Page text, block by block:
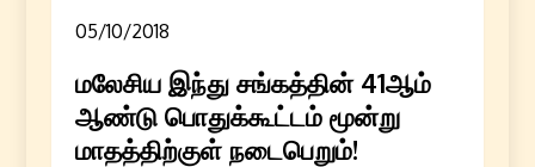
05/10/2018
மலேசிய இந்து சங்கத்தின் 41ஆம்
ஆண்டு பொதுக்கூட்டம் மூன்று
மாதத்திற்குள் நடைபெறும்!